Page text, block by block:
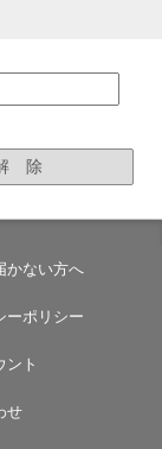
かない方へ
ーポリシー
ント
せ